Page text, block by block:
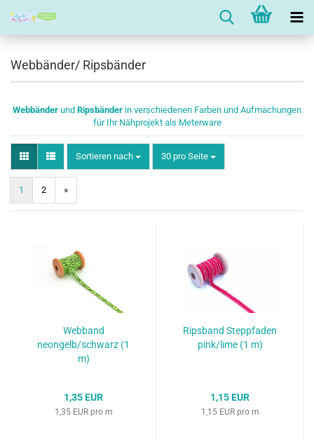
Webbänder/ Ripsbänder
Webbänder und Ripsbänder in verschiedenen Farben und Aufmachungen
für Ihr Nähprojekt als Meterware
Sortieren nach
Sortieren nach 30 pro Seite
pro Seite
1 2 »
Webband
neongelb/schwarz (1
m)
1,35 EUR
1,35 EUR pro m
Ripsband Steppfaden
pink/lime (1 m)
1,15 EUR
1,15 EUR pro m